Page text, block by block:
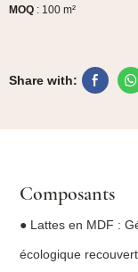
MOQ : 100 m²
Share with:
Composants
● Lattes en MDF :
écologique